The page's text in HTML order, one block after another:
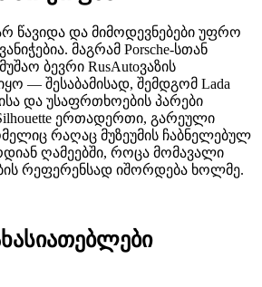
წავიდა და მიმოდევნებები უფრო
მაგრამ Porsche-სთან
ბევრი RusAutoვაზის
— შესაბამისად, შემდგომ Lada
და უსაფრთხოების პარები
ერთადერთი, გარეული
რაღაც მუზეუმის ჩაბნელებულ
ღამეებში, როცა მომავალი
რეფერენსად იშორდება ხოლმე.